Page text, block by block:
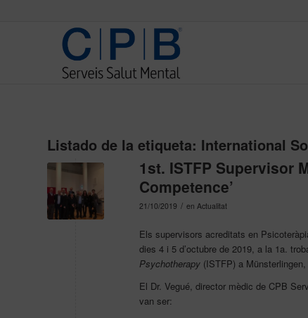
Listado de la etiqueta: International
1st. ISTFP Supervisor
Competence’
21/10/2019 / en Actualitat
Els supervisors acreditats en
dies 4 i 5 d’octubre de 2019, a la 1a.
Psychotherapy (ISTFP) a
El Dr. Vegué, director mèdic de CPB
van ser: